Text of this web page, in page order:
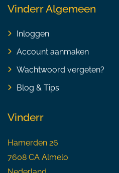
Vinderr Algemeen
Inloggen
Account aanmaken
Wachtwoord vergeten?
Blog & Tips
Vinderr
Hamerden 26
7608 CA Almelo